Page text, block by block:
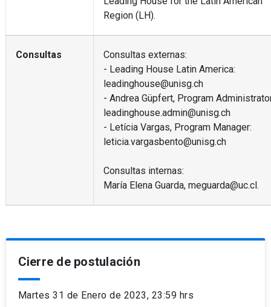
Region (LH).
Consultas
Consultas externas:
- Leading House Latin America:
leadinghouse@unisg.ch
- Andrea Güpfert, Program
leadinghouse.admin@unisg.ch
- Letícia Vargas, Program Manager:
leticia.vargasbento@unisg.ch
Consultas internas:
María Elena Guarda, meguarda@uc.cl.
Cierre de postulación
Martes 31 de Enero de 2023, 23:59 hrs